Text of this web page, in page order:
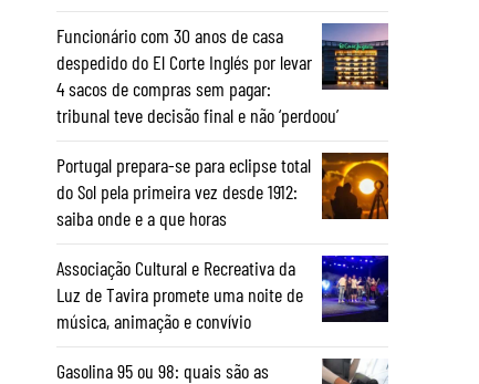
Funcionário com 30 anos de casa
despedido do El Corte Inglés por levar
4 sacos de compras sem pagar:
tribunal teve decisão final e não ‘perdoou’
Portugal prepara-se para eclipse total
do Sol pela primeira vez desde 1912:
saiba onde e a que horas
Associação Cultural e Recreativa da
Luz de Tavira promete uma noite de
música, animação e convívio
Gasolina 95 ou 98: quais são as